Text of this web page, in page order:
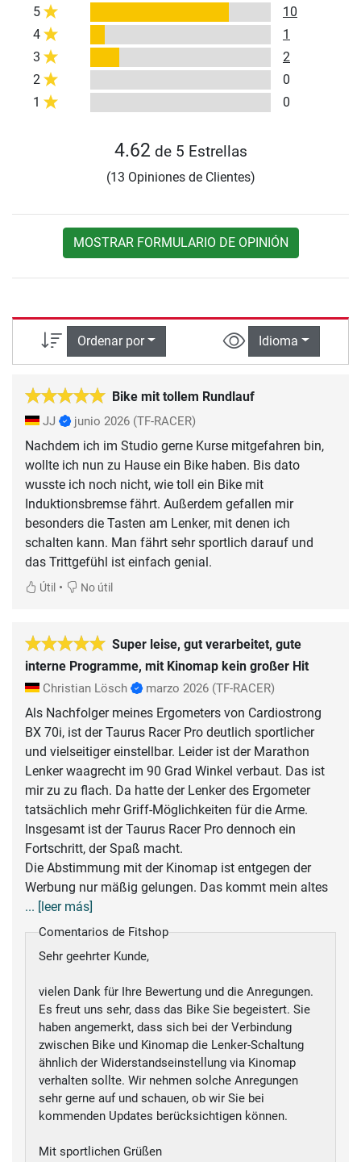
5
10
4
1
3
2
2
0
1
0
4.62 de 5 Estrellas
(13 Opiniones de Clientes)
MOSTRAR FORMULARIO DE OPINIÓN
Ordenar por Idioma
Bike mit tollem Rundlauf
JJ junio 2026 (TF-RACER)
Nachdem ich im Studio gerne Kurse mitgefahren bin,
wollte ich nun zu Hause ein Bike haben. Bis dato
wusste ich noch nicht, wie toll ein Bike mit
Induktionsbremse fährt. Außerdem gefallen mir
besonders die Tasten am Lenker, mit denen ich
schalten kann. Man fährt sehr sportlich darauf und
das Trittgefühl ist einfach genial.
Útil • No útil
Super leise, gut verarbeitet, gute
interne Programme, mit Kinomap kein großer Hit
Christian Lösch marzo 2026 (TF-RACER)
Als Nachfolger meines Ergometers von Cardiostrong
BX 70i, ist der Taurus Racer Pro deutlich sportlicher
und vielseitiger einstellbar. Leider ist der Marathon
Lenker waagrecht im 90 Grad Winkel verbaut. Das ist
mir zu zu flach. Da hatte der Lenker des Ergometer
tatsächlich mehr Griff-Möglichkeiten für die Arme.
Insgesamt ist der Taurus Racer Pro dennoch ein
Fortschritt, der Spaß macht.
Die Abstimmung mit der Kinomap ist entgegen der
Werbung nur mäßig gelungen. Das kommt mein altes
... [leer más]
Comentarios de Fitshop
Sehr geehrter Kunde,
vielen Dank für Ihre Bewertung und die Anregungen.
Es freut uns sehr, dass das Bike Sie begeistert. Sie
haben angemerkt, dass sich bei der Verbindung
zwischen Bike und Kinomap die Lenker-Schaltung
ähnlich der Widerstandseinstellung via Kinomap
verhalten sollte. Wir nehmen solche Anregungen
sehr gerne auf und schauen, ob wir Sie bei
kommenden Updates berücksichtigen können.
Mit sportlichen Grüßen